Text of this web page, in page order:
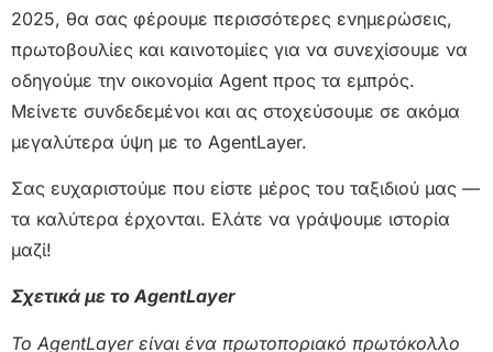
2025, θα σας φέρουμε περισσότερες ενημερώσεις,
πρωτοβουλίες και καινοτομίες για να συνεχίσουμε να
οδηγούμε την οικονομία Agent προς τα εμπρός.
Μείνετε συνδεδεμένοι και ας στοχεύσουμε σε ακόμα
μεγαλύτερα ύψη με το AgentLayer.
Σας ευχαριστούμε που είστε μέρος του ταξιδιού μας —
τα καλύτερα έρχονται. Ελάτε να γράψουμε ιστορία
μαζί!
Σχετικά με το AgentLayer
Το AgentLayer είναι ένα πρωτοποριακό πρωτόκολλο